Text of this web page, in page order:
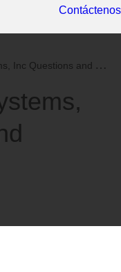
Contáctenos
Questions and Answers...